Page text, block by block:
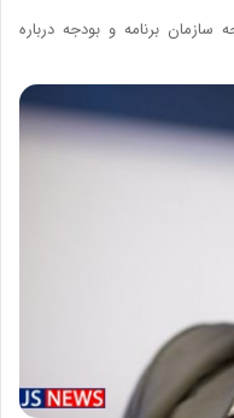
برنامه و بودجه درباره